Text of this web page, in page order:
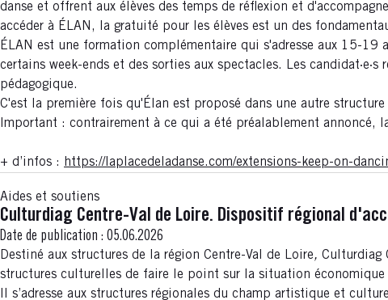
danse et offrent aux élèves des temps de réflexion et
accéder à ÉLAN, la gratuité pour les élèves est un des
ÉLAN est une formation complémentaire qui s'adresse aux 15-19
certains week-ends et des sorties aux spectacles. Les
pédagogique.
C'est la première fois qu'Élan est proposé dans une autre
Important : contrairement à ce qui a été préalablement annoncé,
+ d’infos : https://laplacedeladanse.com/extensions-keep-on-
Aides et soutiens
Culturdiag Centre-Val de Loire. Dispositif régional
Date de publication : 05.06.2026
Destiné aux structures de la région Centre-Val de Loire, Culturdiag
structures culturelles de faire le point sur la situation
Il s’adresse aux structures régionales du champ artistique et